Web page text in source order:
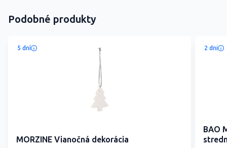
Podobné produkty
5 dní
MORZINE Vianočná dekorácia
2 dni
BAO